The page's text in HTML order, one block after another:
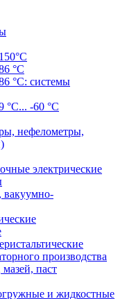
°C
°C: системы
°C... -60 °C
нефелометры,
электрические
вакуумно-
производства
мазей, паст
и жидкостные